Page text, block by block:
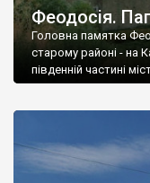
Феодосія.
Головна памятка
старому районі - на
південній частині